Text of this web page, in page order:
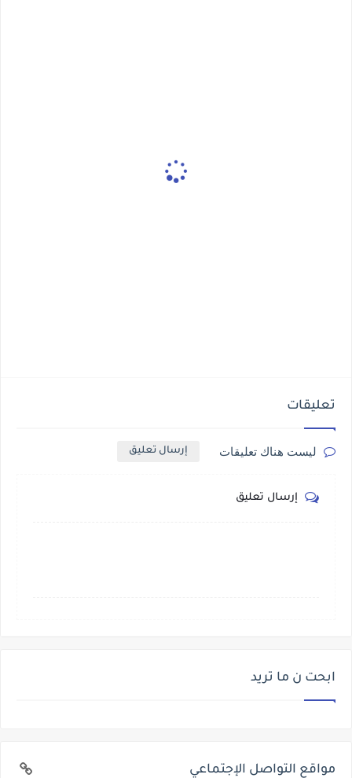
تعليقات
ليست هناك تعليقات إرسال تعليق
إرسال تعليق
ابحت ن ما تريد
مواقع التواصل الإجتماعي